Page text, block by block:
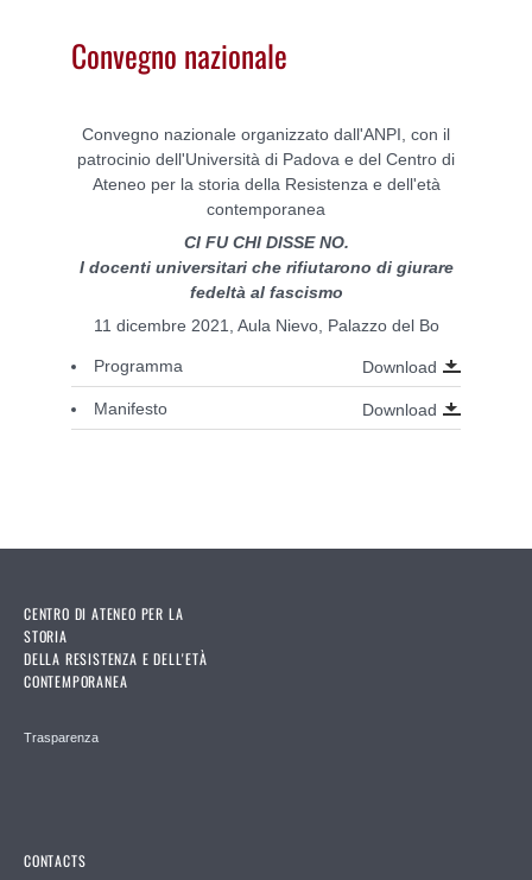
Convegno nazionale
Convegno nazionale organizzato dall'ANPI, con il
patrocinio dell'Università di Padova e del Centro di
Ateneo per la storia della Resistenza e dell'età
contemporanea
CI FU CHI DISSE NO.
I docenti universitari che rifiutarono di giurare
fedeltà al fascismo
11 dicembre 2021, Aula Nievo, Palazzo del Bo
Programma Download
Manifesto Download
CENTRO DI ATENEO PER LA
STORIA
DELLA RESISTENZA E DELL'ETÀ
CONTEMPORANEA
Trasparenza
CONTACTS